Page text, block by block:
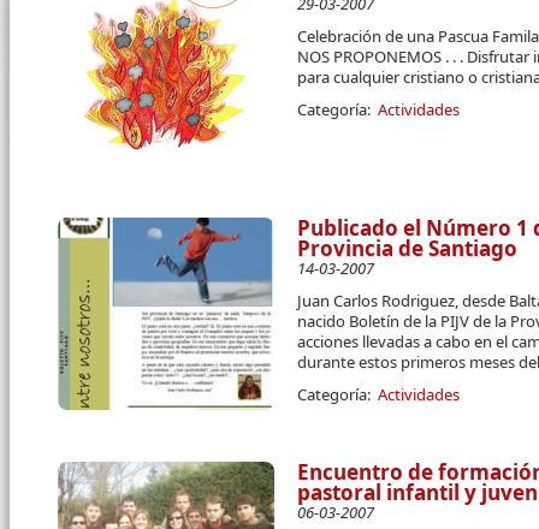
Celebración de una Pascua
NOS PROPONEMOS . . .
para cualquier cristiano o
Categoría: Actividades
Publicado el Número 1
Provincia de Santiago
14-03-2007
Juan Carlos Rodriguez, desde
nacido Boletín de la PIJV de la
acciones llevadas a cabo en el
durante estos primeros meses
Categoría: Actividades
Encuentro de
pastoral infantil y
06-03-2007